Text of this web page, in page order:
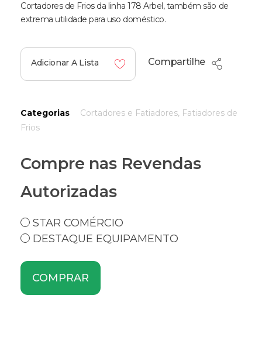
Cortadores de Frios da linha 178 Arbel, também são de
extrema utilidade para uso doméstico.
Adicionar A Lista Compartilhe
Categorias Cortadores e Fatiadores, Fatiadores de
Frios
Compre nas Revendas
Autorizadas
STAR COMÉRCIO
DESTAQUE EQUIPAMENTO
COMPRAR